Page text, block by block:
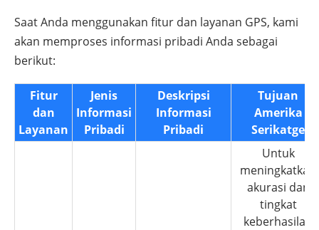
Saat Anda menggunakan fitur dan layanan GPS, kami
akan memproses informasi pribadi Anda sebagai
berikut:
Fitur
dan
Layanan
Jenis
Informasi
Pribadi
Deskripsi
Informasi
Pribadi
Tujuan
Amerika
Serikatge
Untuk
meningkatkan
akurasi dan
tingkat
keberhasilan